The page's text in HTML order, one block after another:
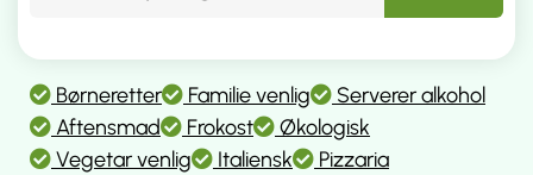
Børneretter Familie venlig
Serverer alkohol
Aftensmad
Frokost
Økologisk
Vegetar venlig
Italiensk
Pizzaria